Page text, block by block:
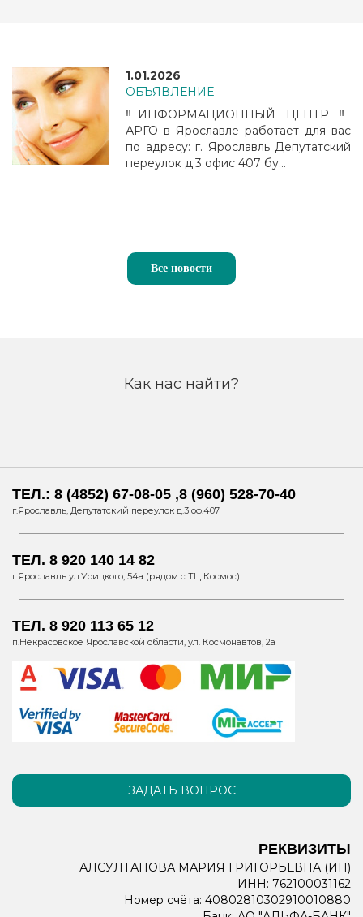
1.01.2026
ОБЪЯВЛЕНИЕ
‼️ИНФОРМАЦИОННЫЙ ЦЕНТР ‼️
АРГО в Ярославле работает для вас
по адресу: г. Ярославль Депутатский
переулок д.3 офис 407 бу...
Все новости
Как нас найти?
ТЕЛ.: 8 (4852) 67-08-05 ,8 (960) 528-70-40
г.Ярославль, Депутатский переулок д.3 оф.407
ТЕЛ. 8 920 140 14 82
г.Ярославль ул.Урицкого, 54а (рядом с ТЦ Космос)
ТЕЛ. 8 920 113 65 12
п.Некрасовское Ярославской области, ул. Космонавтов, 2а
ЗАДАТЬ ВОПРОС
РЕКВИЗИТЫ
АЛСУЛТАНОВА МАРИЯ ГРИГОРЬЕВНА (ИП)
ИНН: 762100031162
Номер счёта: 40802810302910010880